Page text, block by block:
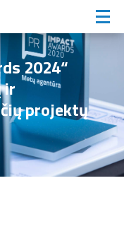
2024“
ir
projektų